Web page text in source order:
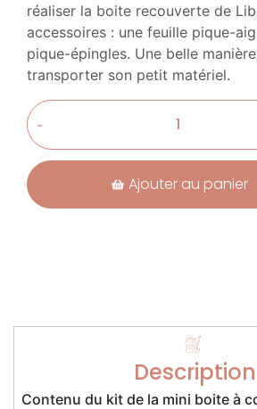
réaliser la boite recouverte de
accessoires : une feuille pique-
pique-épingles. Une belle
transporter son petit matériel.
-
Ajouter au panier
Contenu du kit de la mini boite à